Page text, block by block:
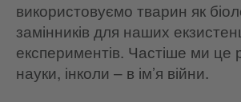
використовуємо тварин як
замінників для наших
експериментів. Частіше ми це
науки, інколи – в ім’я війни.